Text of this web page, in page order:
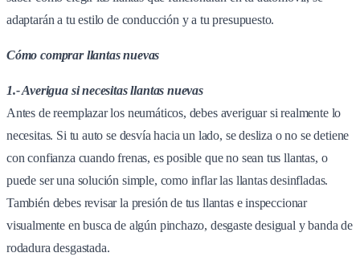
adaptarán a tu estilo de conducción y a tu presupuesto.
Cómo comprar llantas nuevas
1.- Averigua si necesitas llantas nuevas
Antes de reemplazar los neumáticos, debes averiguar si realmente lo
necesitas. Si tu auto se desvía hacia un lado, se desliza o no se detiene
con confianza cuando frenas, es posible que no sean tus llantas, o
puede ser una solución simple, como inflar las llantas desinfladas.
También debes revisar la presión de tus llantas e inspeccionar
visualmente en busca de algún pinchazo, desgaste desigual y banda de
rodadura desgastada.